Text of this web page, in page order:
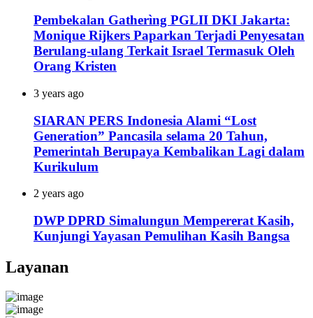
Pembekalan Gatherìng PGLII DKI Jakarta:
Monique Rijkers Paparkan Terjadi Penyesatan
Berulang-ulang Terkait Israel Termasuk Oleh
Orang Kristen
3 years ago
SIARAN PERS Indonesia Alami “Lost
Generation” Pancasila selama 20 Tahun,
Pemerintah Berupaya Kembalikan Lagi dalam
Kurikulum
2 years ago
DWP DPRD Simalungun Mempererat Kasih,
Kunjungi Yayasan Pemulihan Kasih Bangsa
Layanan